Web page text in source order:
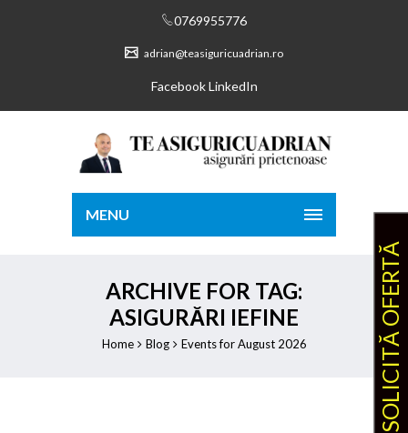
0769955776
adrian@teasiguricuadrian.ro
Facebook LinkedIn
MENU
ARCHIVE FOR TAG:
ASIGURĂRI IEFINE
Home Blog Events for August 2026 SOLICITĂ OFERTĂ